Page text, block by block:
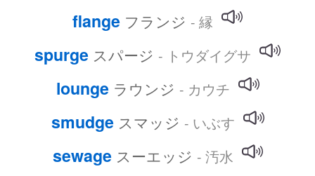
flange フランジ - 縁
spurge スパージ - トウダイグサ
lounge ラウンジ - カウチ
smudge スマッジ - いぶす
sewage スーエッジ - 汚水